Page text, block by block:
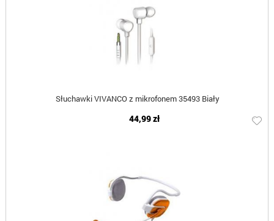
Słuchawki VIVANCO z mikrofonem 35493 Biały
44,99 zł